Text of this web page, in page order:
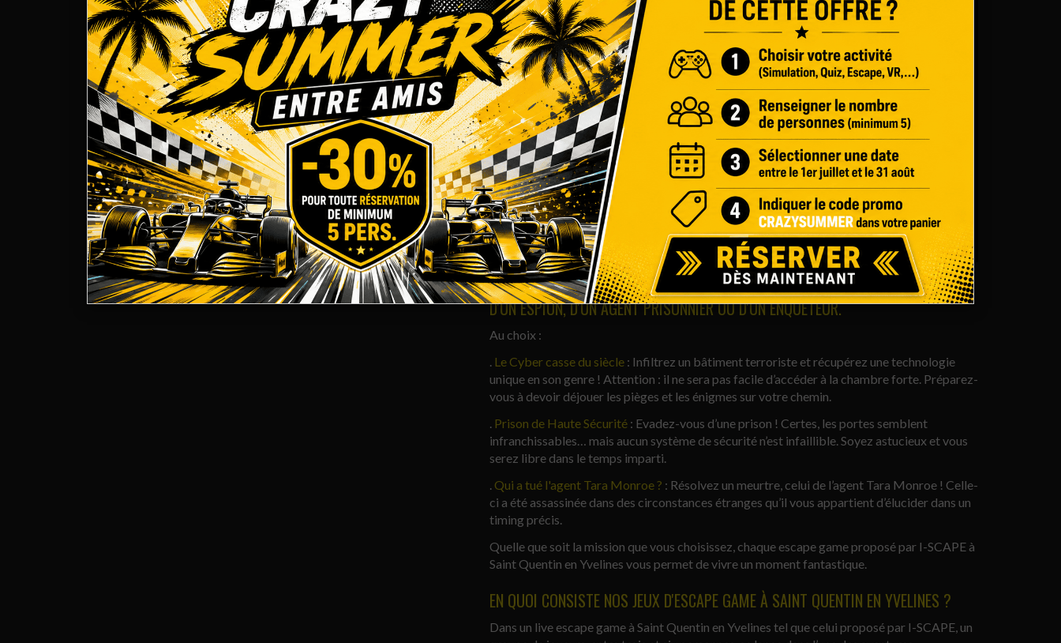
LIVE ESCAPE GAME À SAINT QUENTIN EN YVELINES : GLISSEZ-VOUS DANS LA PEAU
D'UN ESPION, D'UN AGENT PRISONNIER OU D'UN ENQUÊTEUR.
Au choix :
Le Cyber casse du siècle : Infiltrez un bâtiment terroriste et récupérez une technologie
unique en son genre ! Attention : il ne sera pas facile d’accéder à la chambre forte. Préparez-
vous à devoir déjouer les pièges et les énigmes sur votre chemin.
Prison de Haute Sécurité : Evadez-vous d’une prison ! Certes, les portes semblent
infranchissables… mais aucun système de sécurité n’est infaillible. Soyez astucieux et vous
serez libre dans le temps imparti.
Qui a tué l'agent Tara Monroe ? : Résolvez un meurtre, celui de l’agent Tara Monroe ! Celle-
ci a été assassinée dans des circonstances étranges qu’il vous appartient d’élucider dans un
timing précis.
Quelle que soit la mission que vous choisissez, chaque escape game proposé par I-SCAPE à
Saint Quentin en Yvelines vous permet de vivre un moment fantastique.
EN QUOI CONSISTE NOS JEUX D'ESCAPE GAME À SAINT QUENTIN EN YVELINES ?
Dans un live escape game à Saint Quentin en Yvelines tel que celui proposé par I-SCAPE, un